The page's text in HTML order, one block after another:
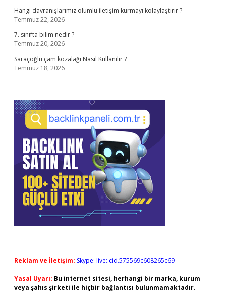
Hangi davranışlarımız olumlu iletişim kurmayı kolaylaştırır ?
Temmuz 22, 2026
7. sınıfta bilim nedir ?
Temmuz 20, 2026
Saraçoğlu çam kozalağı Nasıl Kullanılır ?
Temmuz 18, 2026
Reklam ve İletişim: Skype: live:.cid.575569c608265c69
Yasal Uyarı: Bu internet sitesi, herhangi bir marka, kurum
veya şahıs şirketi ile hiçbir bağlantısı bulunmamaktadır.